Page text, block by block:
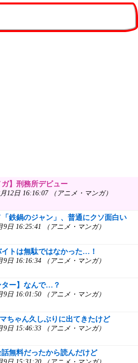
ガ】刑務所デビュー
12日 16:16:07 （アニメ・マンガ）
「鉄鍋のジャン」、普通にクソ面白い
9日 16:25:41 （アニメ・マンガ）
トは無駄ではなかった…！
9日 16:16:34 （アニメ・マンガ）
ター】なんで…？
9日 16:01:50 （アニメ・マンガ）
ちゃん久しぶりに出てきたけど
9日 15:46:33 （アニメ・マンガ）
話無料だったから読んだけど